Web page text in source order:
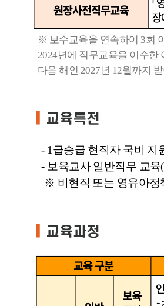
※ 보수교육을 연속하여 3회
2024년에 직무교육을 이수한
다음 해인 2027년 12월까지
- 1급승급 현직자 국비 지
- 보육교사 일반직무 교육
※ 비현직 또는 영유아정